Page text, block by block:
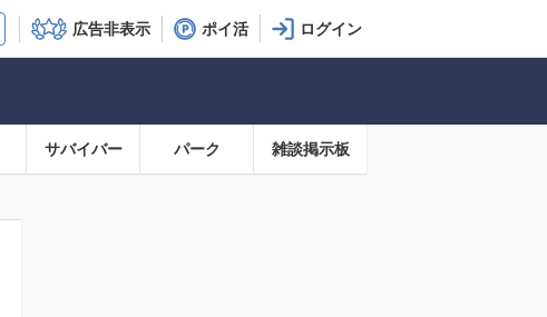
広告非表示 ポイ活
サバイバー パーク 雑談掲示板